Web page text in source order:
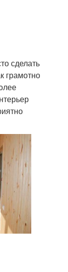
сделать
грамотно